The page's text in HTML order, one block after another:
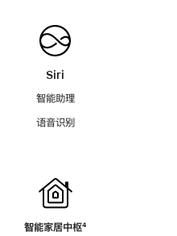
Siri
智能助理
语音识别
智能家居中枢脚
⁴